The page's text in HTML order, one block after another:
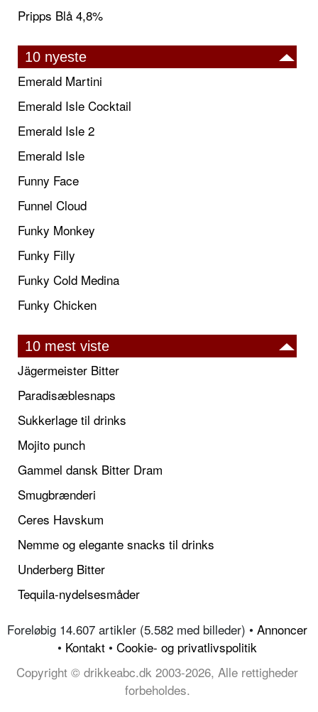
Pripps Blå 4,8%
10 nyeste
Emerald Martini
Emerald Isle Cocktail
Emerald Isle 2
Emerald Isle
Funny Face
Funnel Cloud
Funky Monkey
Funky Filly
Funky Cold Medina
Funky Chicken
10 mest viste
Jägermeister Bitter
Paradisæblesnaps
Sukkerlage til drinks
Mojito punch
Gammel dansk Bitter Dram
Smugbrænderi
Ceres Havskum
Nemme og elegante snacks til drinks
Underberg Bitter
Tequila-nydelsesmåder
Foreløbig 14.607 artikler (5.582 med billeder) • Annoncer
• Kontakt • Cookie- og privatlivspolitik
Copyright © drikkeabc.dk 2003-2026, Alle rettigheder
forbeholdes.